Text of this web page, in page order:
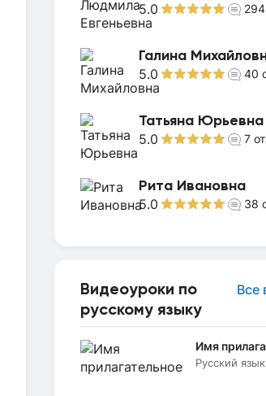
5.0 294
Галина
5.0 40
Татьяна Юрьевна
5.0 7
Рита Ивановна
5.0 38
Видеоуроки по
русскому языку
Все
Имя
Русский язык